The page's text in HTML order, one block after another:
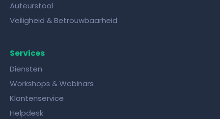
Auteurstool
Veiligheid & Betrouwbaarheid
Services
Diensten
Workshops & Webinars
Klantenservice
Helpdesk